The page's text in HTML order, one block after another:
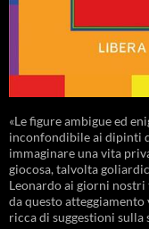
«Le figure ambigue ed
inconfondibile ai dipinti
immaginare una vita
giocosa, talvolta
Leonardo ai giorni
da questo atteggiamento
ricca di suggestioni sulla